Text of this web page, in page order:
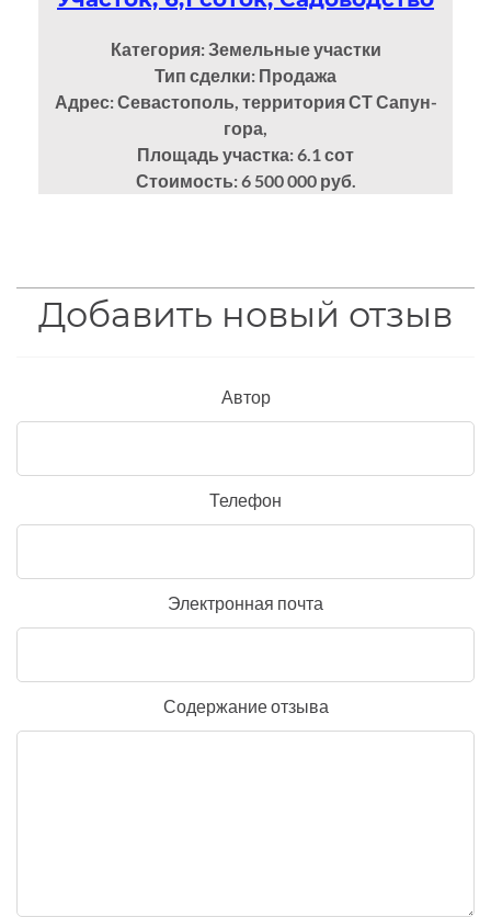
Категория: Земельные участки
Тип сделки: Продажа
Адрес: Севастополь, территория СТ Сапун-
гора,
Площадь участка: 6.1 сот
Стоимость: 6 500 000 руб.
Добавить новый отзыв
Автор
Телефон
Электронная почта
Содержание отзыва